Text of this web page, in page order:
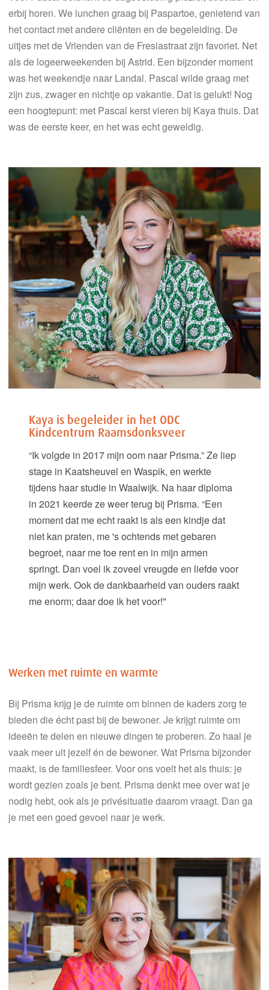
erbij horen. We lunchen graag bij Paspartoe, genietend van
het contact met andere cliënten en de begeleiding. De
uitjes met de Vrienden van de Fresiastraat zijn favoriet. Net
als de logeerweekenden bij Astrid. Een bijzonder moment
was het weekendje naar Landal. Pascal wilde graag met
zijn zus, zwager en nichtje op vakantie. Dat is gelukt! Nog
een hoogtepunt: met Pascal kerst vieren bij Kaya thuis. Dat
was de eerste keer, en het was echt geweldig.
Kaya is begeleider in het ODC
Kindcentrum Raamsdonksveer
“Ik volgde in 2017 mijn oom naar Prisma.” Ze liep
stage in Kaatsheuvel en Waspik, en werkte
tijdens haar studie in Waalwijk. Na haar diploma
in 2021 keerde ze weer terug bij Prisma. “Een
moment dat me echt raakt is als een kindje dat
niet kan praten, me 's ochtends met gebaren
begroet, naar me toe rent en in mijn armen
springt. Dan voel ik zoveel vreugde en liefde voor
mijn werk. Ook de dankbaarheid van ouders raakt
me enorm; daar doe ik het voor!"
Werken met ruimte en warmte
Bij Prisma krijg je de ruimte om binnen de kaders zorg te
bieden die écht past bij de bewoner. Je krijgt ruimte om
ideeën te delen en nieuwe dingen te proberen. Zo haal je
vaak meer uit jezelf én de bewoner. Wat Prisma bijzonder
maakt, is de familiesfeer. Voor ons voelt het als thuis: je
wordt gezien zoals je bent. Prisma denkt mee over wat je
nodig hebt, ook als je privésituatie daarom vraagt. Dan ga
je met een goed gevoel naar je werk.